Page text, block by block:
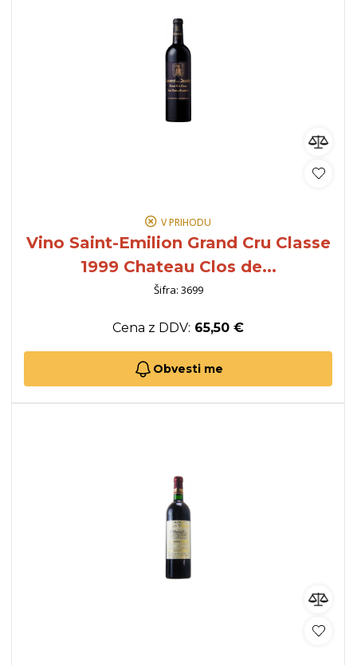
V PRIHODU
Vino Saint-Emilion Grand Cru Classe
1999 Chateau Clos de...
Šifra: 3699
Cena z DDV: 65,50 €
Obvesti me